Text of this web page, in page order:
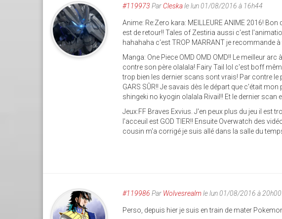
#119973 Par Cleskale lun 01/08/2016 à 16h44
Anime: Re:Zero kara: MEILLEURE ANIME 2016!
est de retour!! Tales of Zestiria aussi c'est
hahahaha c'est TROP MARRANT je recommande
Manga: One Piece OMD OMD OMD!! Le meilleur
contre son père olalala! Fairy Tail lol c'est boff
trop bien les dernier scans sont vrais! Par contre le
GARS SÛR!! Je savais dès le départ que c'était
shingeki no kyogin olalala Rivail!! Et le dernier scan
Jeux:FF Braves Exvius. J'en peux plus du jeu il est
l'acceuil est GOD TIER!! Ensuite Overwatch des
cousin m'a corrigé je suis allé dans la salle du
#119986 Par Wolvesrealmle lun 01/08/2016 à 20h00
Perso, depuis hier je suis en train de mater